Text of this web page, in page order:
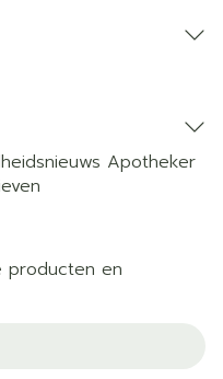
Apotheker
producten en